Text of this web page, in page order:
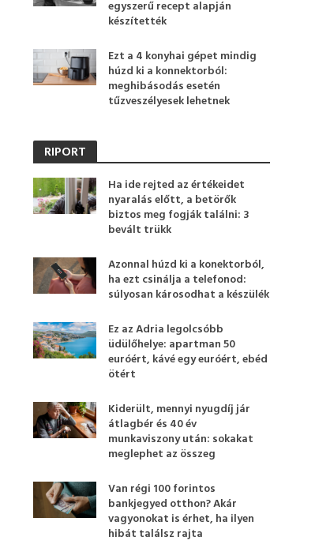
egyszerű recept alapján
készítették
Ezt a 4 konyhai gépet mindig
húzd ki a konnektorból:
meghibásodás esetén
tűzveszélyesek lehetnek
RIPORT
Ha ide rejted az értékeidet
nyaralás előtt, a betörők
biztos meg fogják találni: 3
bevált trükk
Azonnal húzd ki a konektorból,
ha ezt csinálja a telefonod:
súlyosan károsodhat a készülék
Ez az Adria legolcsóbb
üdülőhelye: apartman 50
euróért, kávé egy euróért, ebéd
ötért
Kiderült, mennyi nyugdíj jár
átlagbér és 40 év
munkaviszony után: sokakat
meglephet az összeg
Van régi 100 forintos
bankjegyed otthon? Akár
vagyonokat is érhet, ha ilyen
hibát találsz rajta